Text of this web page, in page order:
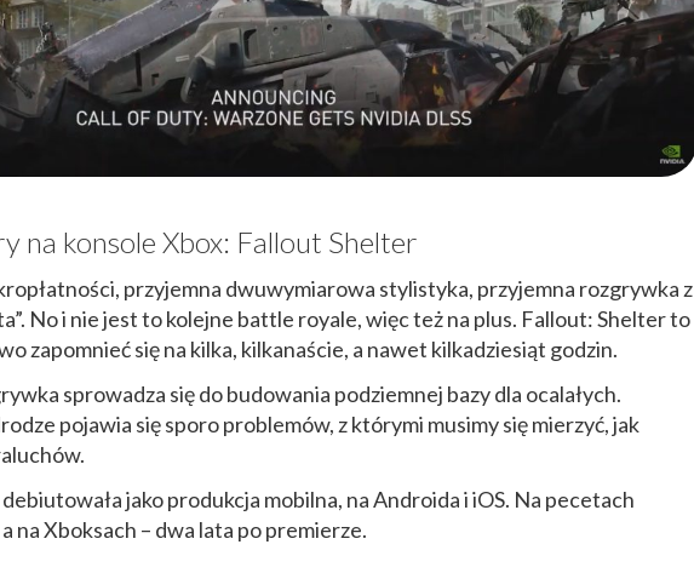
na konsole Xbox: Fallout Shelter
przyjemna dwuwymiarowa stylistyka, przyjemna rozgrywka z
No i nie jest to kolejne battle royale, więc też na plus. Fallout: Shelter to
zapomnieć się na kilka, kilkanaście, a nawet kilkadziesiąt godzin.
sprowadza się do budowania podziemnej bazy dla ocalałych.
pojawia się sporo problemów, z którymi musimy się mierzyć, jak
jako produkcja mobilna, na Androida i iOS. Na pecetach
na Xboksach – dwa lata po premierze.